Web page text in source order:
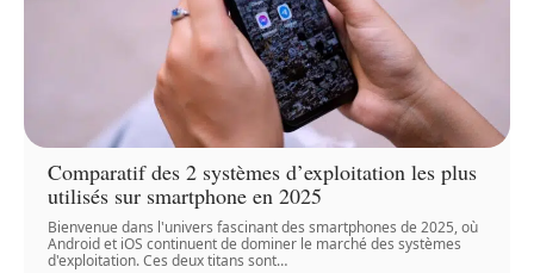
Comparatif des 2 systèmes d’exploitation les plus
utilisés sur smartphone en 2025
Bienvenue dans l'univers fascinant des smartphones de 2025, où
Android et iOS continuent de dominer le marché des systèmes
d'exploitation. Ces deux titans sont…